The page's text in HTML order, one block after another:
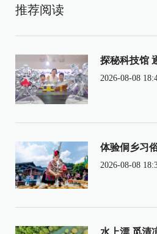
推荐阅读
探秘科技馆
2026-08-08
体验侗乡习
2026-08-08